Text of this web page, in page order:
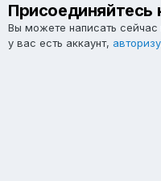
Вы можете написать сейчас
у вас есть аккаунт,